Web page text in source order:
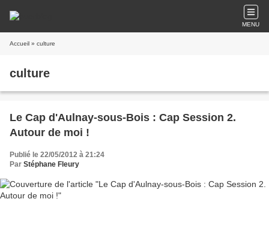
MENU
Accueil » culture
culture
Le Cap d'Aulnay-sous-Bois : Cap Session 2.
Autour de moi !
Publié le 22/05/2012 à 21:24
Par Stéphane Fleury